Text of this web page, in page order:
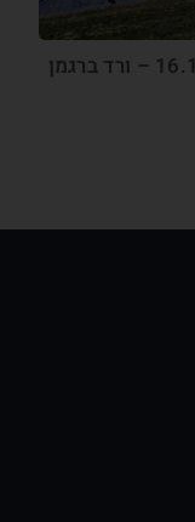
הטיול שלנו: אגם גארדה 6.10 – 16.10 – ורד ברגמן